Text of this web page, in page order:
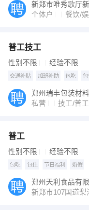
个体户
餐饮/
普工技工
性别不限 经验不限
交通补贴 加班补助 包吃 包
郑州瑞丰包装材
私营
技工/普工
普工
性别不限 经验不限
包吃 包住 节日福利 婚假
郑州天利食品有
新郑市107国道